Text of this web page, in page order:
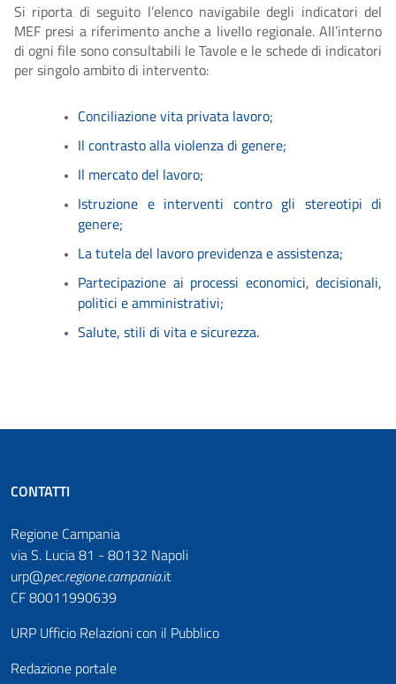
Si riporta di seguito l’elenco navigabile degli indicatori del
MEF presi a riferimento anche a livello regionale. All’interno
di ogni file sono consultabili le Tavole e le schede di indicatori
per singolo ambito di intervento:
Conciliazione vita privata lavoro;
Il contrasto alla violenza di genere;
Il mercato del lavoro;
Istruzione e interventi contro gli stereotipi di
genere;
La tutela del lavoro previdenza e assistenza;
Partecipazione ai processi economici, decisionali,
politici e amministrativi;
Salute, stili di vita e sicurezza.
CONTATTI
Regione Campania
via S. Lucia 81 - 80132 Napoli
urp@pec.regione.campania.it
CF 80011990639
URP Ufficio Relazioni con il Pubblico
Redazione portale